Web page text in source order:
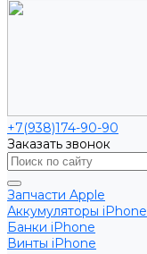
+7(938)174-90-90
Заказать звонок
Запчасти Apple
Аккумуляторы iPhone
Банки iPhone
Винты iPhone